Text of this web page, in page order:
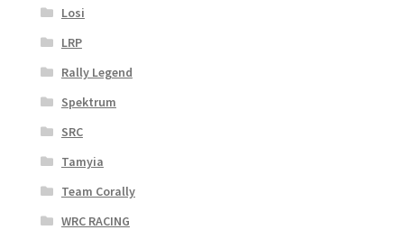
Losi
LRP
Rally Legend
Spektrum
SRC
Tamyia
Team Corally
WRC RACING